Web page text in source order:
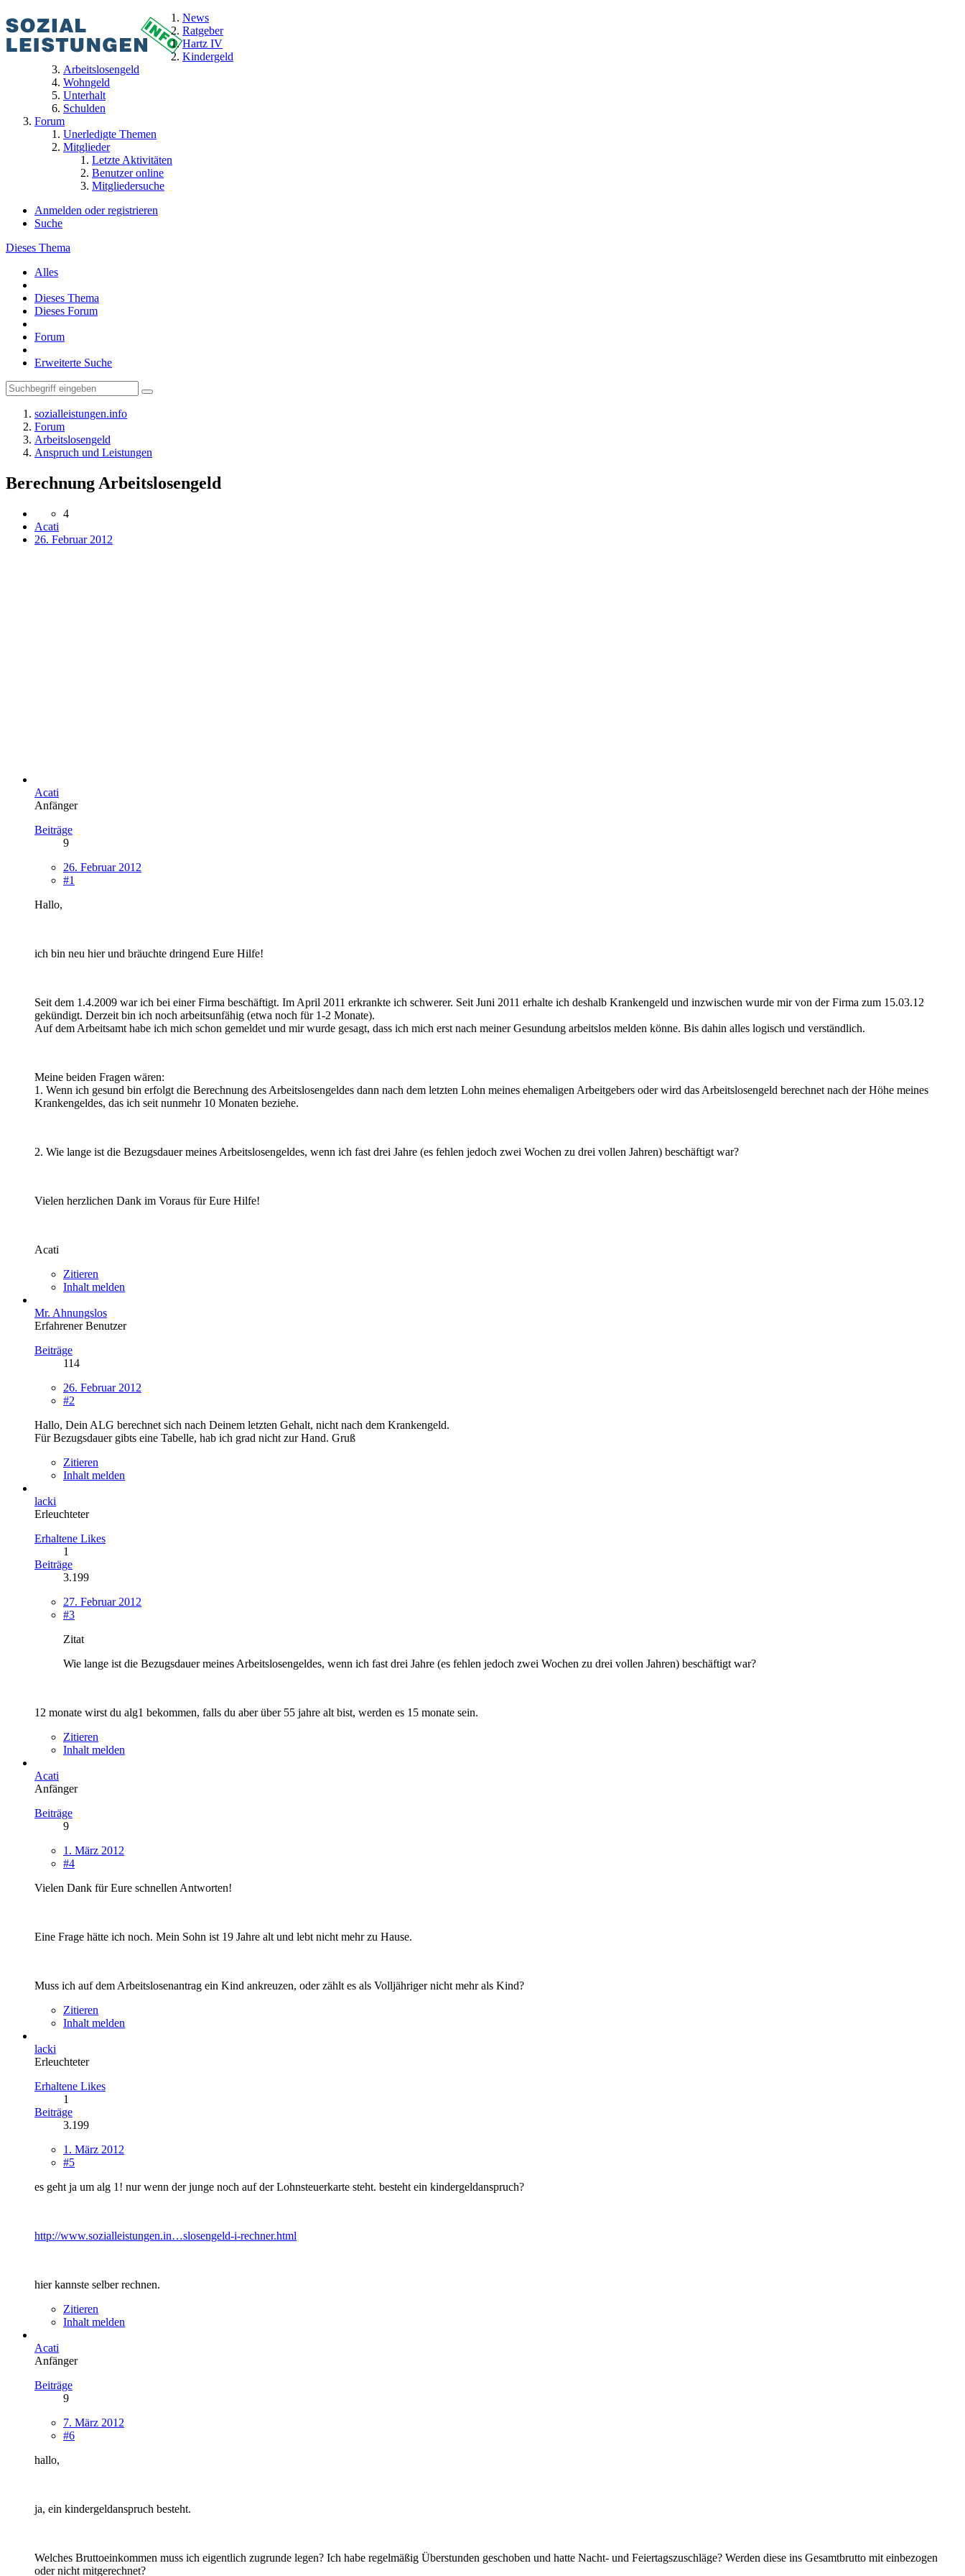
News
Ratgeber
Hartz IV
Kindergeld
Arbeitslosengeld
Wohngeld
Unterhalt
Schulden
Forum
Unerledigte Themen
Mitglieder
Letzte Aktivitäten
Benutzer online
Mitgliedersuche
Anmelden oder registrieren
Suche
Dieses Thema
Alles
Dieses Thema
Dieses Forum
Forum
Erweiterte Suche
sozialleistungen.info
Forum
Arbeitslosengeld
Anspruch und Leistungen
Berechnung Arbeitslosengeld
4
Acati
26. Februar 2012
Acati
Anfänger
Beiträge
9
26. Februar 2012
#1
Hallo,
ich bin neu hier und bräuchte dringend Eure Hilfe!
Seit dem 1.4.2009 war ich bei einer Firma beschäftigt. Im April 2011 erkrankte ich schwerer. Seit Juni 2011 erhalte ich deshalb Krankengeld und inzwischen wurde mir von der Firma zum 15.03.12
gekündigt. Derzeit bin ich noch arbeitsunfähig (etwa noch für 1-2 Monate).
Auf dem Arbeitsamt habe ich mich schon gemeldet und mir wurde gesagt, dass ich mich erst nach meiner Gesundung arbeitslos melden könne. Bis dahin alles logisch und verständlich.
Meine beiden Fragen wären:
1. Wenn ich gesund bin erfolgt die Berechnung des Arbeitslosengeldes dann nach dem letzten Lohn meines ehemaligen Arbeitgebers oder wird das Arbeitslosengeld berechnet nach der Höhe meines
Krankengeldes, das ich seit nunmehr 10 Monaten beziehe.
2. Wie lange ist die Bezugsdauer meines Arbeitslosengeldes, wenn ich fast drei Jahre (es fehlen jedoch zwei Wochen zu drei vollen Jahren) beschäftigt war?
Vielen herzlichen Dank im Voraus für Eure Hilfe!
Acati
Zitieren
Inhalt melden
Mr. Ahnungslos
Erfahrener Benutzer
Beiträge
114
26. Februar 2012
#2
Hallo, Dein ALG berechnet sich nach Deinem letzten Gehalt, nicht nach dem Krankengeld.
Für Bezugsdauer gibts eine Tabelle, hab ich grad nicht zur Hand. Gruß
Zitieren
Inhalt melden
lacki
Erleuchteter
Erhaltene Likes
1
Beiträge
3.199
27. Februar 2012
#3
Zitat
Wie lange ist die Bezugsdauer meines Arbeitslosengeldes, wenn ich fast drei Jahre (es fehlen jedoch zwei Wochen zu drei vollen Jahren) beschäftigt war?
12 monate wirst du alg1 bekommen, falls du aber über 55 jahre alt bist, werden es 15 monate sein.
Zitieren
Inhalt melden
Acati
Anfänger
Beiträge
9
1. März 2012
#4
Vielen Dank für Eure schnellen Antworten!
Eine Frage hätte ich noch. Mein Sohn ist 19 Jahre alt und lebt nicht mehr zu Hause.
Muss ich auf dem Arbeitslosenantrag ein Kind ankreuzen, oder zählt es als Volljähriger nicht mehr als Kind?
Zitieren
Inhalt melden
lacki
Erleuchteter
Erhaltene Likes
1
Beiträge
3.199
1. März 2012
#5
es geht ja um alg 1! nur wenn der junge noch auf der Lohnsteuerkarte steht. besteht ein kindergeldanspruch?
http://www.sozialleistungen.in…slosengeld-i-rechner.html
hier kannste selber rechnen.
Zitieren
Inhalt melden
Acati
Anfänger
Beiträge
9
7. März 2012
#6
hallo,
ja, ein kindergeldanspruch besteht.
Welches Bruttoeinkommen muss ich eigentlich zugrunde legen? Ich habe regelmäßig Überstunden geschoben und hatte Nacht- und Feiertagszuschläge? Werden diese ins Gesamtbrutto mit einbezogen
oder nicht mitgerechnet?